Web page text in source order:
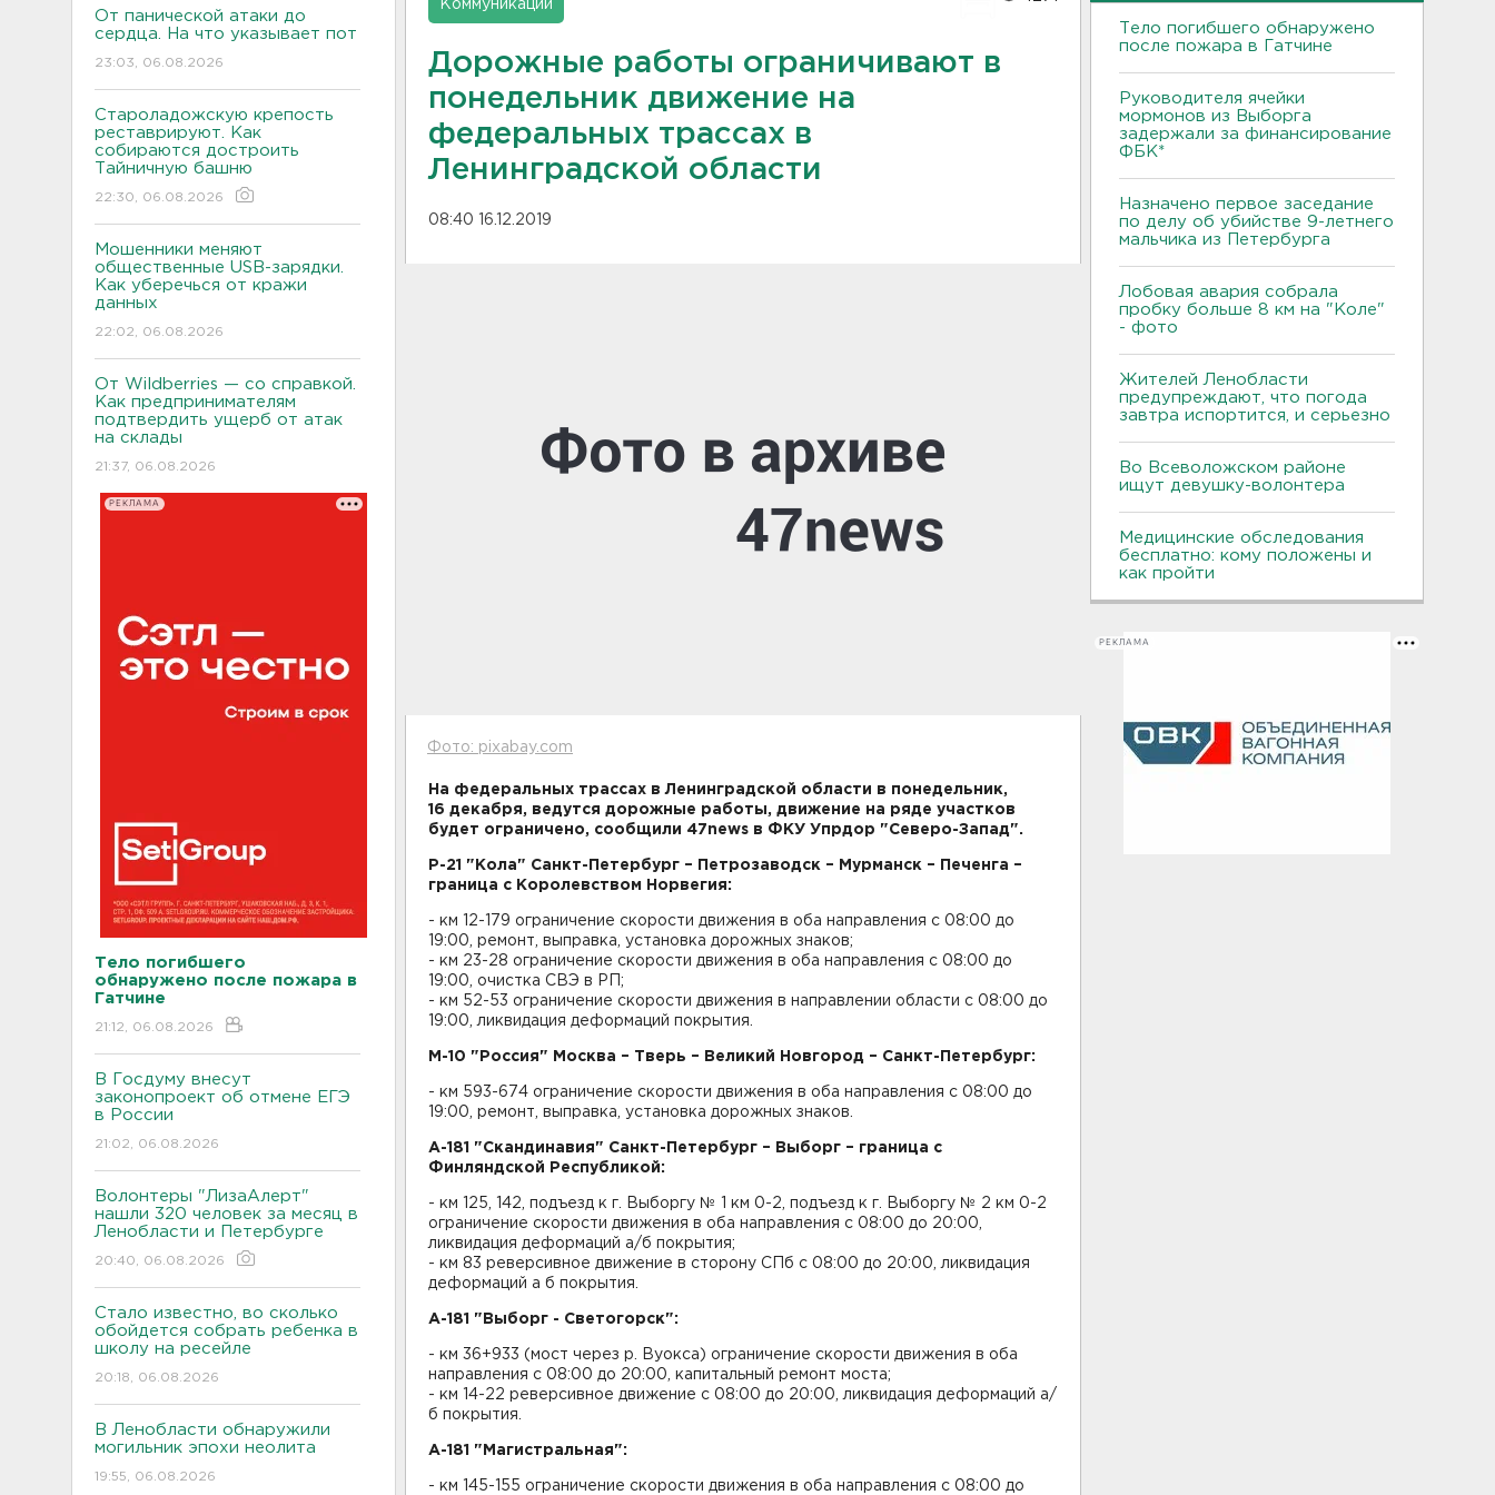
От панической атаки до
сердца. На что указывает пот
23:03, 06.08.2026
Староладожскую крепость
реставрируют. Как
собираются достроить
Тайничную башню
22:30, 06.08.2026
Мошенники меняют
общественные USB-зарядки.
Как уберечься от кражи
данных
22:02, 06.08.2026
От Wildberries — со справкой.
Как предпринимателям
подтвердить ущерб от атак
на склады
21:37, 06.08.2026
РЕКЛАМА
Тело погибшего
обнаружено после пожара в
Гатчине
21:12, 06.08.2026
В Госдуму внесут
законопроект об отмене ЕГЭ
в России
21:02, 06.08.2026
Волонтеры "ЛизаАлерт"
нашли 320 человек за месяц в
Ленобласти и Петербурге
20:40, 06.08.2026
Стало известно, во сколько
обойдется собрать ребенка в
школу на ресейле
20:18, 06.08.2026
В Ленобласти обнаружили
могильник эпохи неолита
19:55, 06.08.2026
Коммуникации
Дорожные работы ограничивают в
понедельник движение на
федеральных трассах в
Ленинградской области
08:40 16.12.2019
Фото: pixabay.com
На федеральных трассах в Ленинградской области в понедельник,
16 декабря, ведутся дорожные работы, движение на ряде участков
будет ограничено, сообщили 47news в ФКУ Упрдор "Северо-Запад".
Р-21 "Кола" Санкт-Петербург – Петрозаводск – Мурманск – Печенга –
граница с Королевством Норвегия:
- км 12-179 ограничение скорости движения в оба направления с 08:00 до
19:00, ремонт, выправка, установка дорожных знаков;
- км 23-28 ограничение скорости движения в оба направления с 08:00 до
19:00, очистка СВЭ в РП;
- км 52-53 ограничение скорости движения в направлении области с 08:00 до
19:00, ликвидация деформаций покрытия.
М-10 "Россия" Москва – Тверь – Великий Новгород – Санкт-Петербург:
- км 593-674 ограничение скорости движения в оба направления с 08:00 до
19:00, ремонт, выправка, установка дорожных знаков.
А-181 "Скандинавия" Санкт-Петербург – Выборг – граница с
Финляндской Республикой:
- км 125, 142, подъезд к г. Выборгу № 1 км 0-2, подъезд к г. Выборгу № 2 км 0-2
ограничение скорости движения в оба направления с 08:00 до 20:00,
ликвидация деформаций а/б покрытия;
- км 83 реверсивное движение в сторону СПб с 08:00 до 20:00, ликвидация
деформаций а б покрытия.
А-181 "Выборг - Светогорск":
- км 36+933 (мост через р. Вуокса) ограничение скорости движения в оба
направления с 08:00 до 20:00, капитальный ремонт моста;
- км 14-22 реверсивное движение с 08:00 до 20:00, ликвидация деформаций а/
б покрытия.
А-181 "Магистральная":
- км 145-155 ограничение скорости движения в оба направления с 08:00 до
Тело погибшего обнаружено
после пожара в Гатчине
Руководителя ячейки
мормонов из Выборга
задержали за финансирование
ФБК*
Назначено первое заседание
по делу об убийстве 9-летнего
мальчика из Петербурга
Лобовая авария собрала
пробку больше 8 км на "Коле"
- фото
Жителей Ленобласти
предупреждают, что погода
завтра испортится, и серьезно
Во Всеволожском районе
ищут девушку-волонтера
Медицинские обследования
бесплатно: кому положены и
как пройти
РЕКЛАМА